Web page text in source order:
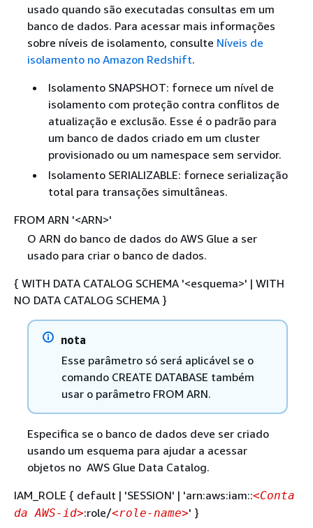
usado quando são executadas consultas em um
banco de dados. Para acessar mais informações
sobre níveis de isolamento, consulte Níveis de
isolamento no Amazon Redshift.
Isolamento SNAPSHOT: fornece um nível de
isolamento com proteção contra conflitos de
atualização e exclusão. Esse é o padrão para
um banco de dados criado em um cluster
provisionado ou um namespace sem servidor.
Isolamento SERIALIZABLE: fornece serialização
total para transações simultâneas.
FROM ARN '<ARN>'
O ARN do banco de dados do AWS Glue a ser
usado para criar o banco de dados.
{ WITH DATA CATALOG SCHEMA '<esquema>' | WITH
NO DATA CATALOG SCHEMA }
nota
Esse parâmetro só será aplicável se o
comando CREATE DATABASE também
usar o parâmetro FROM ARN.
Especifica se o banco de dados deve ser criado
usando um esquema para ajudar a acessar
objetos no AWS Glue Data Catalog.
IAM_ROLE { default | 'SESSION' | 'arn:aws:iam::<Conta
da AWS-id>:role/<role-name>' }